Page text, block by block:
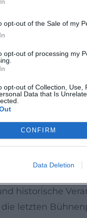
opt-out of the Sale of my
opt-out of processing my
opt-out of Collection, Use,
Data that Is
CONFIRM
Data Deletion
er durch
sich
belegt seine
atmenden
im Café
die
an
Lesung.
Wunsch nach
verstarb er
historische
letzten